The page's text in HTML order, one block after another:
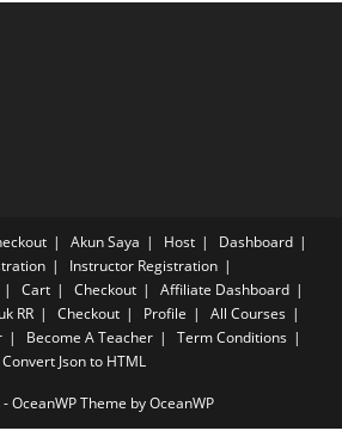
Akun Saya Host
Dashboard
Instructor Registration
Cart Checkout
Affiliate Dashboard
RR Checkout Profile
All Courses
Become A Teacher
Term Conditions
Convert Json to HTML
OceanWP Theme by OceanWP